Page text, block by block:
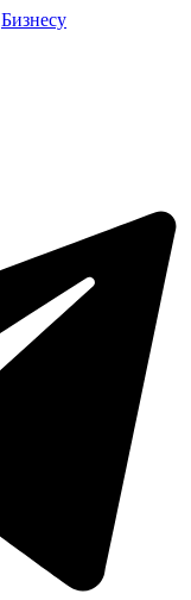
Бизнесу